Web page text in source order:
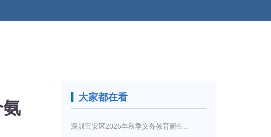
大家都在看
深圳宝安区2026年秋季义务教育新生入学指引